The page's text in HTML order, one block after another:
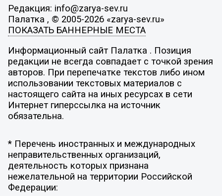
Редакция: info@zarya-sev.ru
Палатка , © 2005-2026 «zarya-sev.ru»
ПОКАЗАТЬ БАННЕРНЫЕ МЕСТА
Информационный сайт Палатка . Позиция
редакции не всегда совпадает с точкой зрения
авторов. При перепечатке текстов либо ином
использовании текстовых материалов с
настоящего сайта на иных ресурсах в сети
Интернет гиперссылка на источник
обязательна.
* Перечень иностранных и международных
неправительственных организаций,
деятельность которых признана
нежелательной на территории Российской
Федерации: